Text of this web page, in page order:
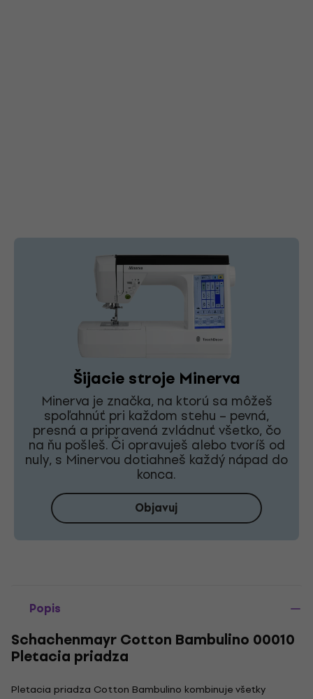
Šijacie stroje Minerva
Minerva je značka, na ktorú sa môžeš
spoľahnúť pri každom stehu – pevná,
presná a pripravená zvládnuť všetko, čo
na ňu pošleš. Či opravuješ alebo tvoríš od
nuly, s Minervou dotiahneš každý nápad do
konca.
Objavuj
Popis
Schachenmayr Cotton Bambulino 00010
Pletacia priadza
Pletacia priadza Cotton Bambulino kombinuje všetky